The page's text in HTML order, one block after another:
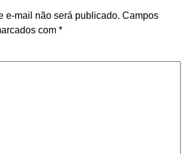
e-mail não será publicado. Campos
com *